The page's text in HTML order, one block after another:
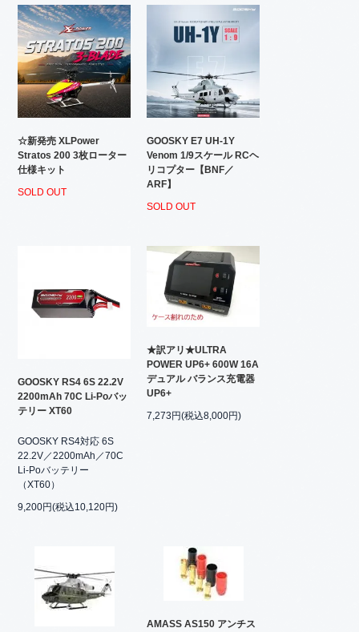
☆新発売 XLPower
Stratos 200 3枚ローター
仕様キット
SOLD OUT
GOOSKY E7 UH-1Y
Venom 1/9スケール RCヘ
リコプター【BNF／
ARF】
SOLD OUT
GOOSKY RS4 6S 22.2V
2200mAh 70C Li-Poバッ
テリー XT60
GOOSKY RS4対応 6S
22.2V／2200mAh／70C
Li-Poバッテリー
（XT60）
9,200円(税込10,120円)
★訳アリ★ULTRA
POWER UP6+ 600W 16A
デュアル バランス充電器
UP6+
7,273円(税込8,000円)
AMASS AS150 アンチス